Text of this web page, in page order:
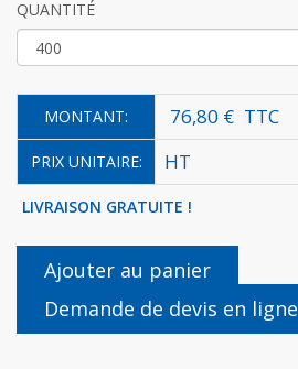
QUANTITÉ
MONTANT: 76,80 € TTC
PRIX UNITAIRE: HT
LIVRAISON GRATUITE !
Ajouter au panier
Demande de devis en ligne